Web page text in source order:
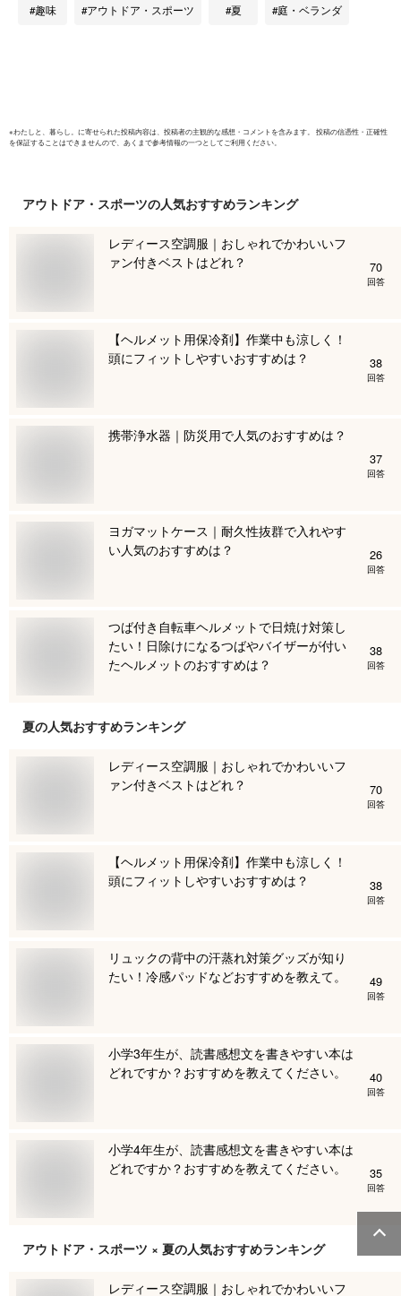
趣味 アウトドア・スポーツ 夏 庭・ベランダ
※わたしと、暮らし。 に寄せられた投稿内容は、投稿者の主観的な感想・コメントを含みます。 投稿の信憑性・正確性
を保証することはできませんので、あくまで参考情報の一つとしてご利用ください。
アウトドア・スポーツの人気おすすめランキング
レディース空調服｜おしゃれでかわいいフ
ァン付きベストはどれ？
70
回答
【ヘルメット用保冷剤】作業中も涼しく！
頭にフィットしやすいおすすめは？
38
回答
携帯浄水器｜防災用で人気のおすすめは？
37
回答
ヨガマットケース｜耐久性抜群で入れやす
い人気のおすすめは？
26
回答
つば付き自転車ヘルメットで日焼け対策し
たい！日除けになるつばやバイザーが付い
たヘルメットのおすすめは？
38
回答
夏の人気おすすめランキング
レディース空調服｜おしゃれでかわいいフ
ァン付きベストはどれ？
70
回答
【ヘルメット用保冷剤】作業中も涼しく！
頭にフィットしやすいおすすめは？
38
回答
リュックの背中の汗蒸れ対策グッズが知り
たい！冷感パッドなどおすすめを教えて。
49
回答
小学3年生が、読書感想文を書きやすい本は
どれですか？おすすめを教えてください。
40
回答
小学4年生が、読書感想文を書きやすい本は
どれですか？おすすめを教えてください。
35
回答
アウトドア・スポーツ × 夏の人気おすすめランキング
レディース空調服｜おしゃれでかわいいフ